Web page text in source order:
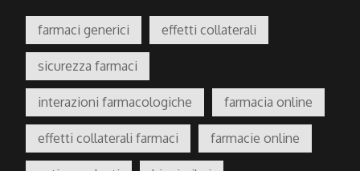
farmaci generici effetti collaterali
sicurezza farmaci
interazioni farmacologiche farmacia online
effetti collaterali farmaci farmacie online